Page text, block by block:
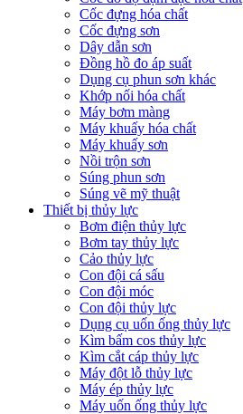
Cốc đựng hóa chất
Cốc đựng sơn
Dây dẫn sơn
Đồng hồ đo áp suất
Dụng cụ phun sơn khác
Khớp nối hóa chất
Máy bơm màng
Máy khuấy hóa chất
Máy khuấy sơn
Nồi trộn sơn
Súng phun sơn
Súng vẽ mỹ thuật
Thiết bị thủy lực
Bơm điện thủy lực
Bơm tay thủy lực
Cảo thủy lực
Con đội cá sấu
Con đội móc
Con đội thủy lực
Dụng cụ uốn ống thủy lực
Kìm bấm cos thủy lực
Kìm cắt cáp thủy lực
Máy đột lỗ thủy lực
Máy ép thủy lực
Máy uốn ống thủy lực